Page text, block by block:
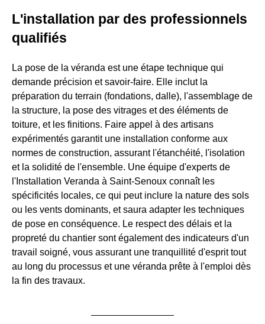
L'installation par des professionnels
qualifiés
La pose de la véranda est une étape technique qui
demande précision et savoir-faire. Elle inclut la
préparation du terrain (fondations, dalle), l'assemblage de
la structure, la pose des vitrages et des éléments de
toiture, et les finitions. Faire appel à des artisans
expérimentés garantit une installation conforme aux
normes de construction, assurant l'étanchéité, l'isolation
et la solidité de l'ensemble. Une équipe d'experts de
l'Installation Veranda à Saint-Senoux connaît les
spécificités locales, ce qui peut inclure la nature des sols
ou les vents dominants, et saura adapter les techniques
de pose en conséquence. Le respect des délais et la
propreté du chantier sont également des indicateurs d'un
travail soigné, vous assurant une tranquillité d'esprit tout
au long du processus et une véranda prête à l'emploi dès
la fin des travaux.